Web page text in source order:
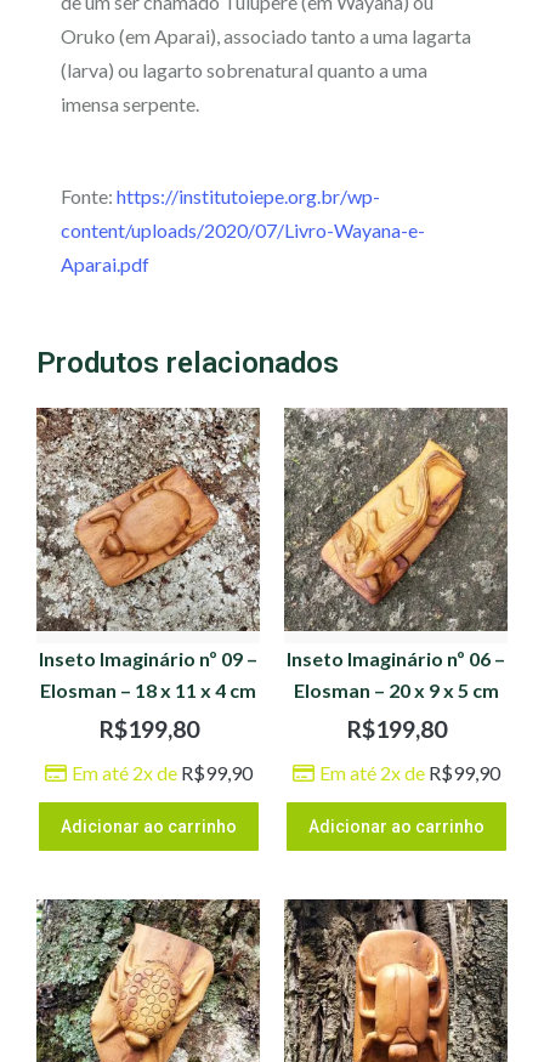
Oruko (em Aparai), associado tanto a uma lagarta
(larva) ou lagarto sobrenatural quanto a uma
imensa serpente.
Fonte: https://institutoiepe.org.br/wp-
content/uploads/2020/07/Livro-Wayana-e-
Aparai.pdf
Produtos relacionados
Inseto Imaginário nº 09 –
Elosman – 18 x 11 x 4 cm
R$199,80
Em até 2x de R$99,90
Adicionar ao carrinho
Inseto Imaginário nº 06 –
Elosman – 20 x 9 x 5 cm
R$199,80
Em até 2x de R$99,90
Adicionar ao carrinho